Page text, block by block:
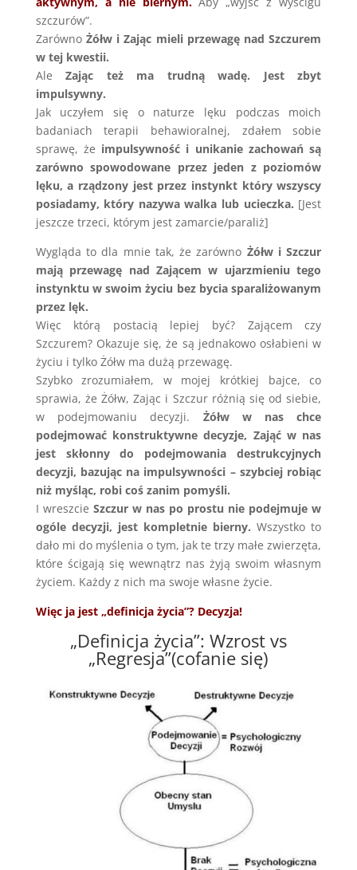
szczurów”.
Zarówno Żółw i Zając mieli przewagę nad Szczurem
w tej kwestii.
AleZając też ma trudną wadę. Jest zbyt
impulsywny.
Jak uczyłem się o naturze lęku podczas moich
badaniach terapii behawioralnej, zdałem sobie
sprawę, że impulsywność i unikanie zachowań są
zarówno spowodowane przez jeden z poziomów
lęku, a rządzony jest przez instynkt który wszyscy
posiadamy, który nazywa walka lub ucieczka. [Jest
jeszcze trzeci, którym jest zamarcie/paraliż]
Wygląda to dla mnie tak, że zarówno Żółw i Szczur
mają przewagę nad Zającem w ujarzmieniu tego
instynktu w swoim życiu bez bycia sparaliżowanym
przez lęk.
Więc którą postacią lepiej być? Zającem czy
Szczurem? Okazuje się, że są jednakowo osłabieni w
życiu i tylko Żółw ma dużą przewagę.
Szybko zrozumiałem, w mojej krótkiej bajce, co
sprawia, że Żółw, Zając i Szczur różnią się od siebie,
w podejmowaniu decyzji. Żółw w nas chce
podejmować konstruktywne decyzje, Zająć w nas
jest skłonny do podejmowania destrukcyjnych
decyzji, bazując na impulsywności – szybciej robiąc
niż myśląc, robi coś zanim pomyśli.
I wreszcie Szczur w nas po prostu nie podejmuje w
ogóle decyzji, jest kompletnie bierny. Wszystko to
dało mi do myślenia o tym, jak te trzy małe zwierzęta,
które ścigają się wewnątrz nas żyją swoim własnym
życiem. Każdy z nich ma swoje własne życie.
Więc ja jest „definicja życia”? Decyzja!
„Definicja życia”: Wzrost vs
„Regresja”(cofanie się)